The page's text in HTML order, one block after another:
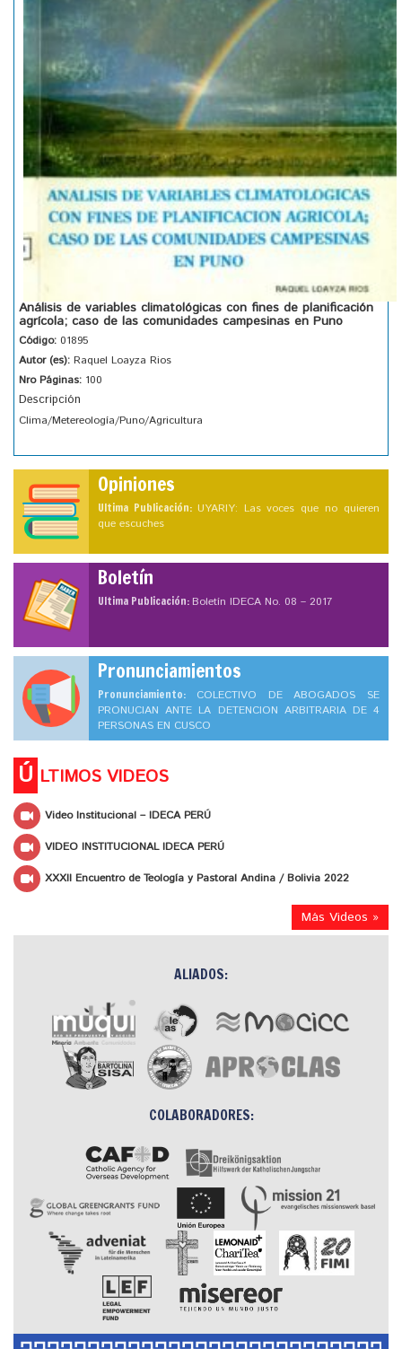
Análisis de variables climatológicas con fines de planificación
agrícola; caso de las comunidades campesinas en Puno
Código: 01895
Autor (es): Raquel Loayza Rios
Nro Páginas: 100
Descripción
Clima/Metereología/Puno/Agricultura
Opiniones
Ultima Publicación: UYARIY: Las voces que no quieren
que escuches
Boletín
Ultima Publicación:Boletín IDECA No. 08 – 2017
Pronunciamientos
Pronunciamiento: COLECTIVO DE ABOGADOS SE
PRONUCIAN ANTE LA DETENCION ARBITRARIA DE 4
PERSONAS EN CUSCO
Ú LTIMOS VIDEOS
Video Institucional – IDECA PERÚ
VIDEO INSTITUCIONAL IDECA PERÚ
XXXII Encuentro de Teología y Pastoral Andina / Bolivia 2022
Más Videos »
ALIADOS:
COLABORADORES: